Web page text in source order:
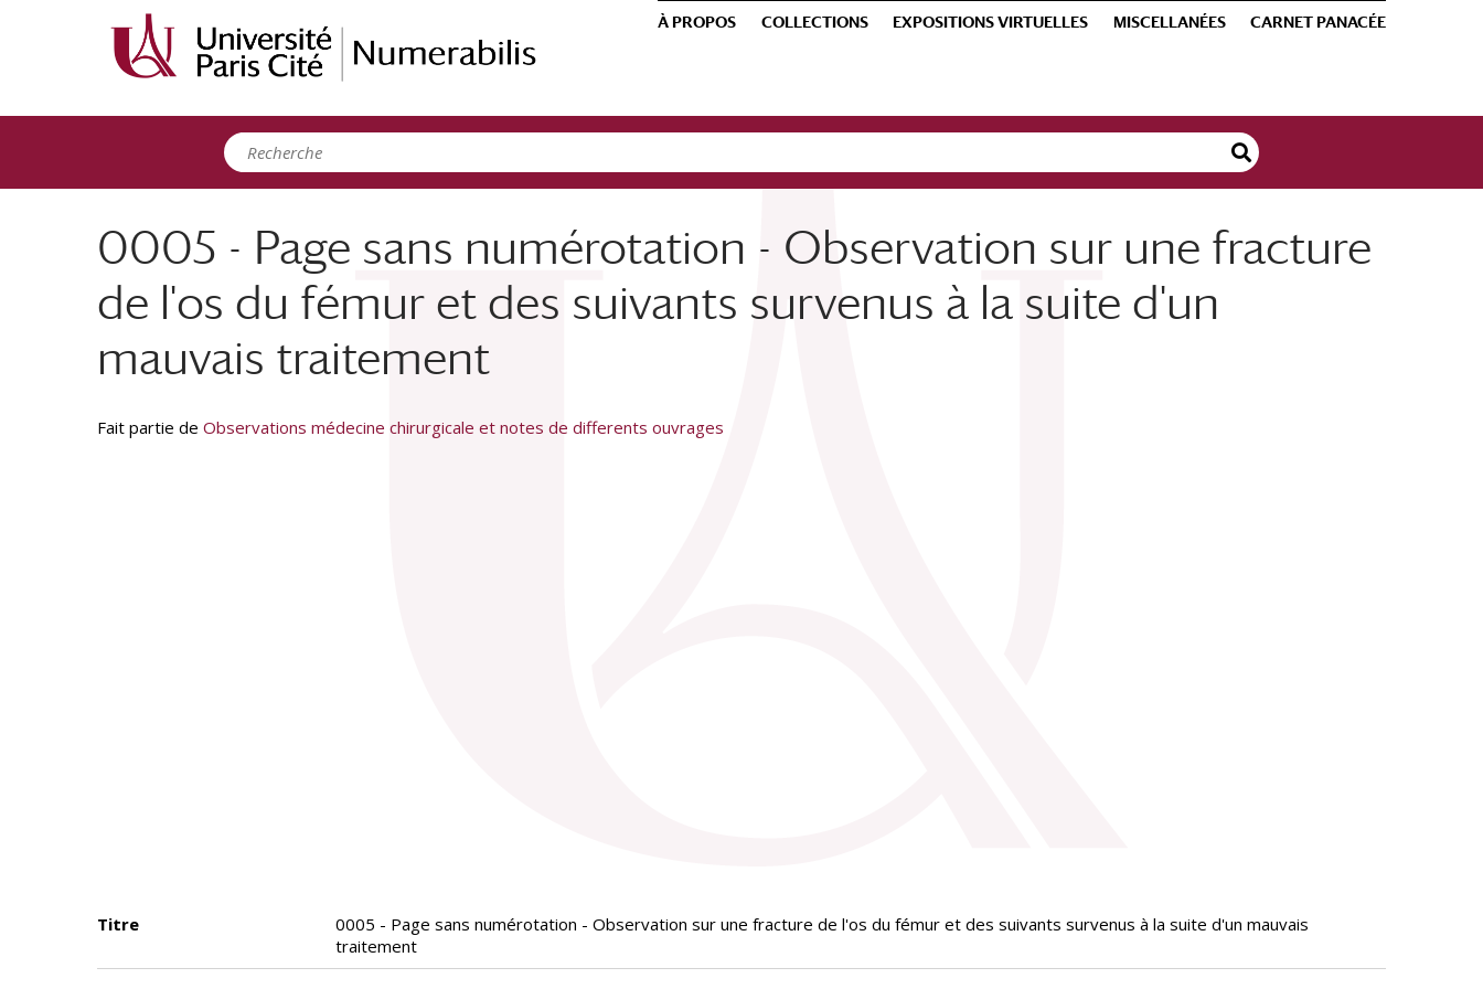
À PROPOS COLLECTIONS EXPOSITIONS VIRTUELLES MISCELLANÉES CARNET PANACÉE
0005 - Page sans numérotation - Observation sur une fracture
de l'os du fémur et des suivants survenus à la suite d'un
mauvais traitement
Fait partie de Observations médecine chirurgicale et notes de differents ouvrages
Titre
0005 - Page sans numérotation - Observation sur une fracture de l'os du fémur et des suivants survenus à la suite d'un mauvais
traitement
Panneau de gestion des cookies